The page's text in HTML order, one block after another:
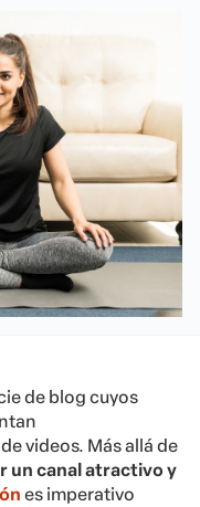
de blog cuyos
videos. Más allá de
un canal atractivo y
es imperativo